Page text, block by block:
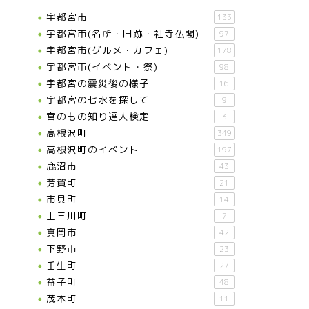
宇都宮市 133
宇都宮市(名所・旧跡・社寺仏閣) 97
宇都宮市(グルメ・カフェ) 178
宇都宮市(イベント・祭) 98
宇都宮の震災後の様子 16
宇都宮の七水を探して 9
宮のもの知り達人検定 3
高根沢町 349
高根沢町のイベント 197
鹿沼市 43
芳賀町 21
市貝町 14
上三川町 7
真岡市 42
下野市 23
壬生町 27
益子町 48
茂木町 11